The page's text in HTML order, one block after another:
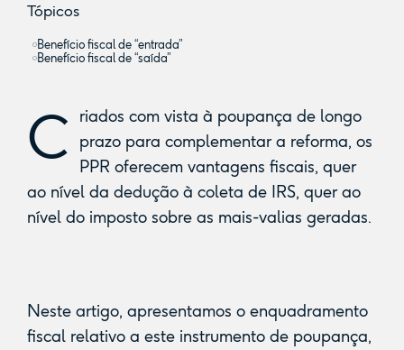
Tópicos
Benefício fiscal de “entrada”
Benefício fiscal de “saída”
C
riados com vista à poupança de longo
prazo para complementar a reforma, os
PPR oferecem vantagens fiscais, quer
ao nível da dedução à coleta de IRS, quer ao
nível do imposto sobre as mais-valias geradas.
Neste artigo, apresentamos o enquadramento
fiscal relativo a este instrumento de poupança,